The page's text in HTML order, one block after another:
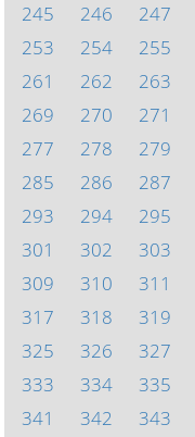
245
246 247
253
254 255
261
262 263
269
270 271
277
278 279
285
286 287
293
294 295
301
302 303
309
310 311
317
318 319
325
326 327
333
334 335
341
342 343